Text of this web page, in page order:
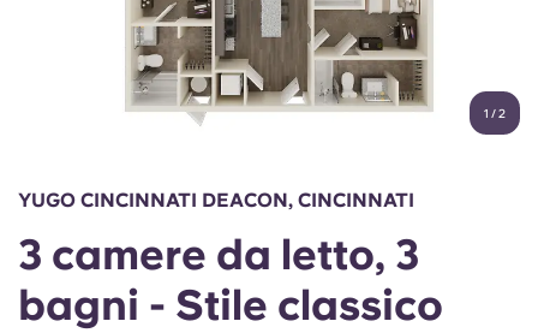
Account Lingua
English (GB)
Chinese
Español
Seleziona un paese
Italian French
Portuguese
1 /2
YUGO CINCINNATI DEACON, CINCINNATI
3 camere da letto, 3
bagni - Stile classico